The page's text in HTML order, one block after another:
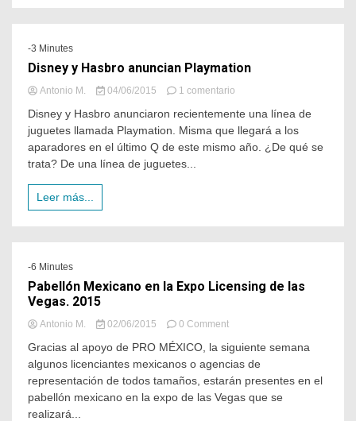
-3 Minutes
Disney y Hasbro anuncian Playmation
Antonio M. 04/06/2015 1 comentario
Disney y Hasbro anunciaron recientemente una línea de
juguetes llamada Playmation. Misma que llegará a los
aparadores en el último Q de este mismo año. ¿De qué se
trata? De una línea de juguetes...
Leer más...
-6 Minutes
Pabellón Mexicano en la Expo Licensing de las
Vegas. 2015
Antonio M. 02/06/2015 0 Comment
Gracias al apoyo de PRO MÉXICO, la siguiente semana
algunos licenciantes mexicanos o agencias de
representación de todos tamaños, estarán presentes en el
pabellón mexicano en la expo de las Vegas que se
realizará...